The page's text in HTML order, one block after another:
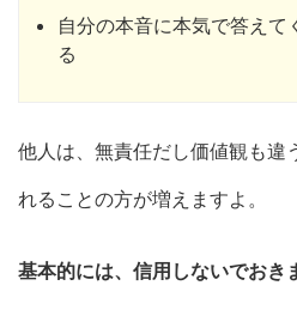
自分の本音に本気で答えて
る
他人は、無責任だし価値観も違
れることの方が増えますよ。
基本的には、信用しないでおき